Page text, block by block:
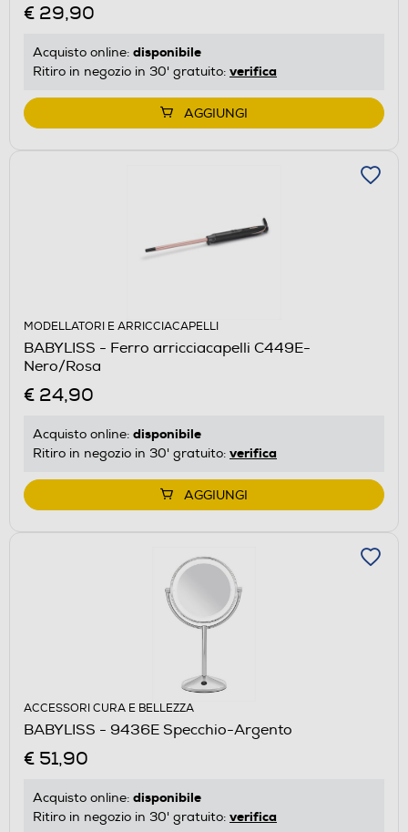
€ 29,90
Acquisto online: disponibile
Ritiro in negozio in 30' gratuito: verifica
AGGIUNGI
MODELLATORI E ARRICCIACAPELLI
BABYLISS - Ferro arricciacapelli C449E-
Nero/Rosa
€ 24,90
Acquisto online: disponibile
Ritiro in negozio in 30' gratuito: verifica
AGGIUNGI
ACCESSORI CURA E BELLEZZA
BABYLISS - 9436E Specchio-Argento
€ 51,90
Acquisto online: disponibile
Ritiro in negozio in 30' gratuito: verifica